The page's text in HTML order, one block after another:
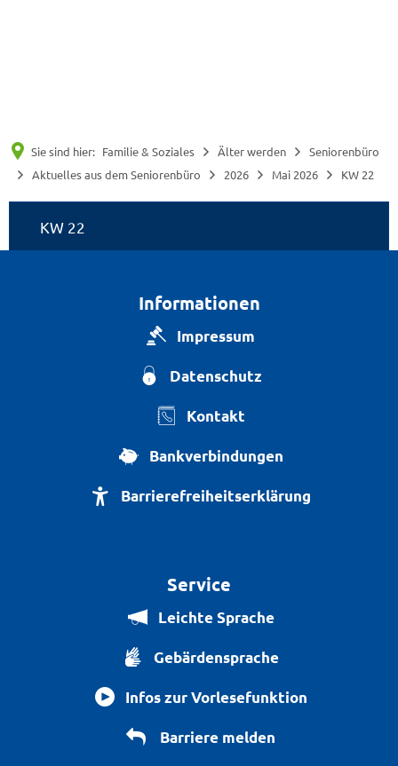
Sie sind hier: Familie & Soziales Älter werden
Seniorenbüro
Aktuelles aus dem Seniorenbüro
2026 Mai 2026 KW 22
KWKW 22
Informationen
Impressum
Datenschutz
Kontakt
Bankverbindungen
Barrierefreiheitserklärung
Service
Leichte Sprache
Gebärdensprache
Infos zur Vorlesefunktion
Barriere melden